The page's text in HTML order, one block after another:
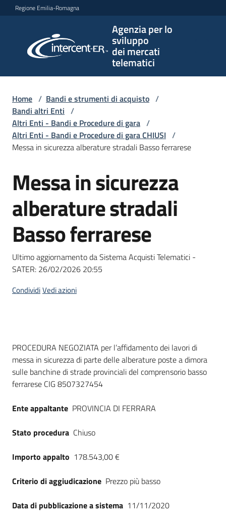
Vai al contenuto
Vai alla navigazione
Vai al footer
Regione Emilia-Romagna
Agenzia per lo
sviluppo
dei mercati
telematici
per lo
sviluppo
telematici
L'Agenzia
Bandi
strumenti
acquisto
Supporto
English
site
Seguici
Home / Bandi e strumenti di acquisto /
Bandi altri Enti /
Altri Enti - Bandi e Procedure di gara /
Altri Enti - Bandi e Procedure di gara CHIUSI /
Messa in sicurezza alberature stradali Basso ferrarese
Salta al contenuto
Messa in sicurezza
alberature stradali
Basso ferrarese
Ultimo aggiornamento da Sistema Acquisti Telematici -
SATER: 26/02/2026 20:55
CondividiVedi azioni
Dati del bando
PROCEDURA NEGOZIATA per l’affidamento dei lavori di
messa in sicurezza di parte delle alberature poste a dimora
sulle banchine di strade provinciali del comprensorio basso
ferrarese CIG 8507327454
Ente appaltante PROVINCIA DI FERRARA
Stato procedura Chiuso
Importo appalto 178.543,00 €
Criterio di aggiudicazione Prezzo più basso
Data di pubblicazione a sistema 11/11/2020